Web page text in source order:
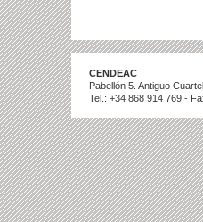
CENDEAC
Pabellón 5. Antiguo
Tel.: +34 868 914 769 -